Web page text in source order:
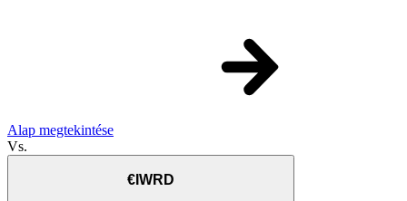
Alap megtekintése
Vs.
€IWRD